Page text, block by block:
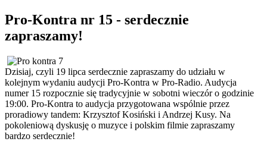
Pro-Kontra nr 15 - serdecznie
zapraszamy!
Dzisiaj, czyli 19 lipca serdecznie zapraszamy do udziału w
kolejnym wydaniu audycji Pro-Kontra w Pro-Radio. Audycja
numer 15 rozpocznie się tradycyjnie w sobotni wieczór o godzinie
19:00. Pro-Kontra to audycja przygotowana wspólnie przez
proradiowy tandem: Krzysztof Kosiński i Andrzej Kusy. Na
pokoleniową dyskusję o muzyce i polskim filmie zapraszamy
bardzo serdecznie!